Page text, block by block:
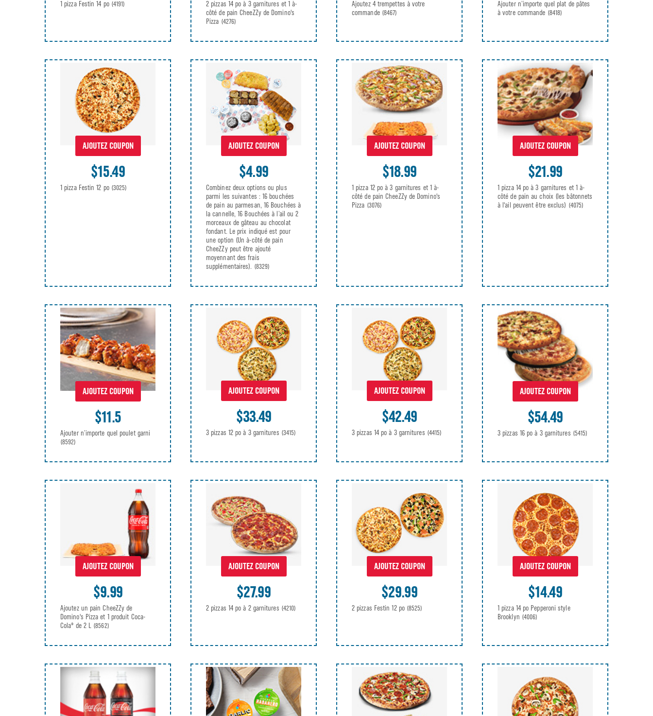
1 pizza Festin 14 po (4191)
2 pizzas 14 po à 3 garnitures et 1 à-
côté de pain CheeZZy de Domino's
Pizza (4276)
Ajoutez 4 trempettes à votre
commande (8467)
Ajouter n’importe quel plat de pâtes
à votre commande (8418)
AJOUTEZ COUPON
$15.49
1 pizza Festin 12 po (3025)
AJOUTEZ COUPON
$4.99
Combinez deux options ou plus
parmi les suivantes : 16 bouchées
de pain au parmesan, 16 Bouchées à
la cannelle, 16 Bouchées à l’ail ou 2
morceaux de gâteau au chocolat
fondant. Le prix indiqué est pour
une option (Un à-côté de pain
CheeZZy peut être ajouté
moyennant des frais
supplémentaires). (8329)
AJOUTEZ COUPON
$18.99
1 pizza 12 po à 3 garnitures et 1 à-
côté de pain CheeZZy de Domino's
Pizza (3076)
AJOUTEZ COUPON
$21.99
1 pizza 14 po à 3 garnitures et 1 à-
côté de pain au choix (les bâtonnets
à l'ail peuvent être exclus) (4075)
AJOUTEZ COUPON
$11.5
Ajouter n’importe quel poulet garni
(8592)
AJOUTEZ COUPON
$33.49
3 pizzas 12 po à 3 garnitures (3415)
AJOUTEZ COUPON
$42.49
3 pizzas 14 po à 3 garnitures (4415)
AJOUTEZ COUPON
$54.49
3 pizzas 16 po à 3 garnitures (5415)
AJOUTEZ COUPON
$9.99
Ajoutez un pain CheeZZy de
Domino's Pizza et 1 produit Coca-
Cola® de 2 L (8562)
AJOUTEZ COUPON
$27.99
2 pizzas 14 po à 2 garnitures (4210)
AJOUTEZ COUPON
$29.99
2 pizzas Festin 12 po (8525)
AJOUTEZ COUPON
$14.49
1 pizza 14 po Pepperoni style
Brooklyn (4006)